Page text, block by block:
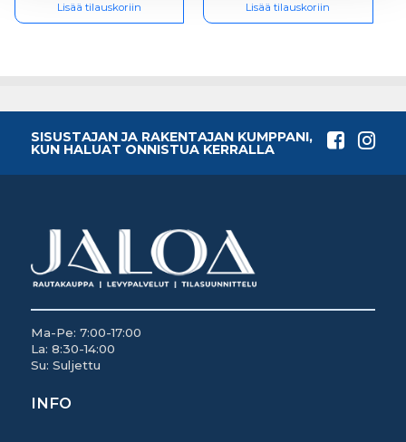
Lisää tilauskoriin Lisää tilauskoriin
SISUSTAJAN JA RAKENTAJAN KUMPPANI,
KUN HALUAT ONNISTUA KERRALLA
Ma-Pe: 7:00-17:00
La: 8:30-14:00
Su: Suljettu
INFO